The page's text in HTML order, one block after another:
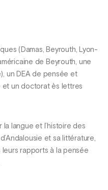
(Damas, Beyrouth, Lyon-
américaine de Beyrouth, une
un DEA de pensée et
et un doctorat ès lettres
la langue et l’histoire des
et sa littérature,
leurs rapports à la pensée